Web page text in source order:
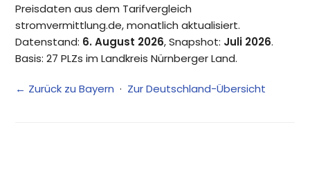
Preisdaten aus dem Tarifvergleich
stromvermittlung.de, monatlich aktualisiert.
Datenstand: 6. August 2026, Snapshot: Juli 2026.
Basis: 27 PLZs im Landkreis Nürnberger Land.
← Zurück zu Bayern · Zur Deutschland-Übersicht